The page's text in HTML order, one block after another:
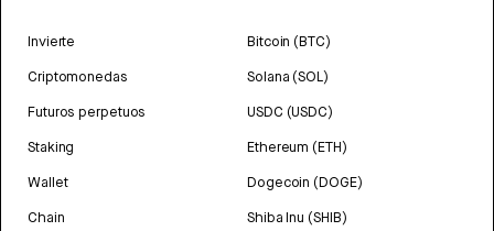
Invierte
Criptomonedas
Futuros perpetuos
Staking
Wallet
Chain
Bitcoin (BTC)
Solana (SOL)
USDC (USDC)
Ethereum (ETH)
Dogecoin (DOGE)
Shiba Inu (SHIB)